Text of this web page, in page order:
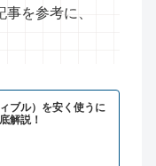
を参考に、
ブル）を安く使うに
解説！